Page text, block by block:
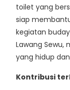
toilet yang
siap
kegiatan
Lawang Sewu,
yang hidup
Kontribusi